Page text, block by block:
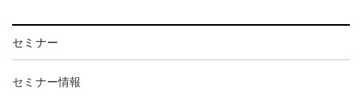
セミナー
セミナー情報